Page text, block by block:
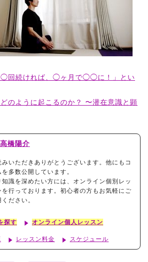
回続ければ、◯ヶ月で◯◯に！」とい
どのように起こるのか？ 〜潜在意識と顕
高橋陽介
みいただきありがとうございます。他にもコ
を多数公開しています。
知識を深めたい方には、オンライン個別レッ
を行っております。初心者の方もお気軽にご
ださい。
探す オンライン個人レッスン
レッスン料金 スケジュール